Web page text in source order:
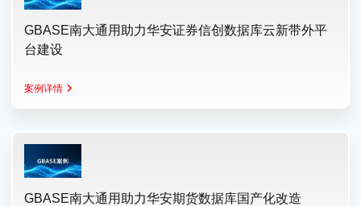
GBASE南大通用助力华安证券信创数据库云新带外平
台建设
案例详情
GBASE南大通用助力华安期货数据库国产化改造